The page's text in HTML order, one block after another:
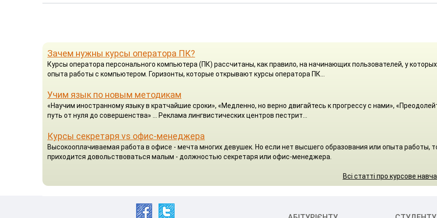
Зачем нужны курсы оператора ПК?
Курсы оператора персонального компьютера (ПК) рассчитаны, как правило, на начинающих пользователей, у
опыта работы с компьютером. Горизонты, которые открывают курсы оператора ПК...
Учим язык по новым методикам
«Научим иностранному языку в кратчайшие сроки», «Медленно, но верно двигайтесь к прогрессу с нами»,
путь от нуля до совершенства» ... Реклама лингвистических центров пестрит...
Курсы секретаря vs офис-менеджера
Высокооплачиваемая работа в офисе - мечта многих девушек. Но если нет высшего образования или опыта работы,
приходится довольствоваться малым - должностью секретаря или офис-менеджера.
Всі статті про курсове